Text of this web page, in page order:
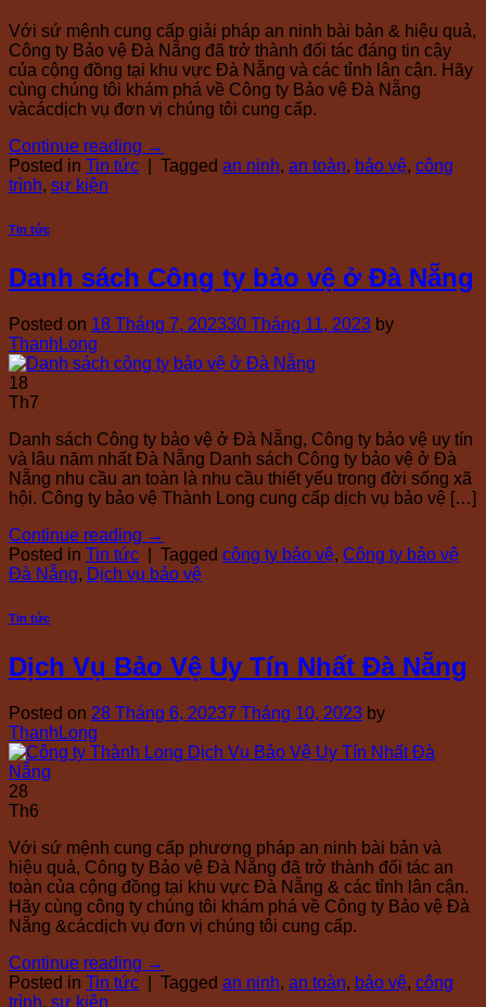
Với sứ mệnh cung cấp giải pháp an ninh bài bản & hiệu quả,
Công ty Bảo vệ Đà Nẵng đã trở thành đối tác đáng tin cậy
của cộng đồng tại khu vực Đà Nẵng và các tỉnh lân cận. Hãy
cùng chúng tôi khám phá về Công ty Bảo vệ Đà Nẵng
vàcácdịch vụ đơn vị chúng tôi cung cấp.
Continue reading →
Posted in Tin tức Tagged an ninh, an toàn, bảo vệ, công
trình, sự kiện
Tin tức
Danh sách Công ty bảo vệ ở Đà Nẵng
Posted on 18 Tháng 7, 202330 Tháng 11, 2023 by
ThanhLong
18
Th7
Danh sách Công ty bảo vệ ở Đà Nẵng, Công ty bảo vệ uy tín
và lâu năm nhất Đà Nẵng Danh sách Công ty bảo vệ ở Đà
Nẵng nhu cầu an toàn là nhu cầu thiết yếu trong đời sống xã
hội. Công ty bảo vệ Thành Long cung cấp dịch vụ bảo vệ […]
Continue reading →
Posted in Tin tức Tagged công ty bảo vệ, Công ty bảo vệ
Đà Nẵng, Dịch vụ bảo vệ
Tin tức
Dịch Vụ Bảo Vệ Uy Tín Nhất Đà Nẵng
Posted on 28 Tháng 6, 20237 Tháng 10, 2023 by
ThanhLong
28
Th6
Với sứ mệnh cung cấp phương pháp an ninh bài bản và
hiệu quả, Công ty Bảo vệ Đà Nẵng đã trở thành đối tác an
toàn của cộng đồng tại khu vực Đà Nẵng & các tỉnh lân cận.
Hãy cùng công ty chúng tôi khám phá về Công ty Bảo vệ Đà
Nẵng &cácdịch vụ đơn vị chúng tôi cung cấp.
Continue reading →
Posted in Tin tức Tagged an ninh, an toàn, bảo vệ, công
trình, sự kiện